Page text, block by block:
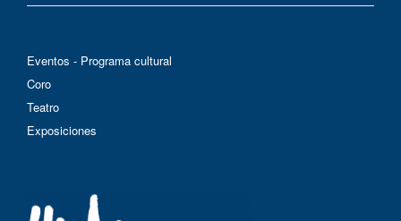
Eventos - Programa cultural
Coro
Teatro
Exposiciones